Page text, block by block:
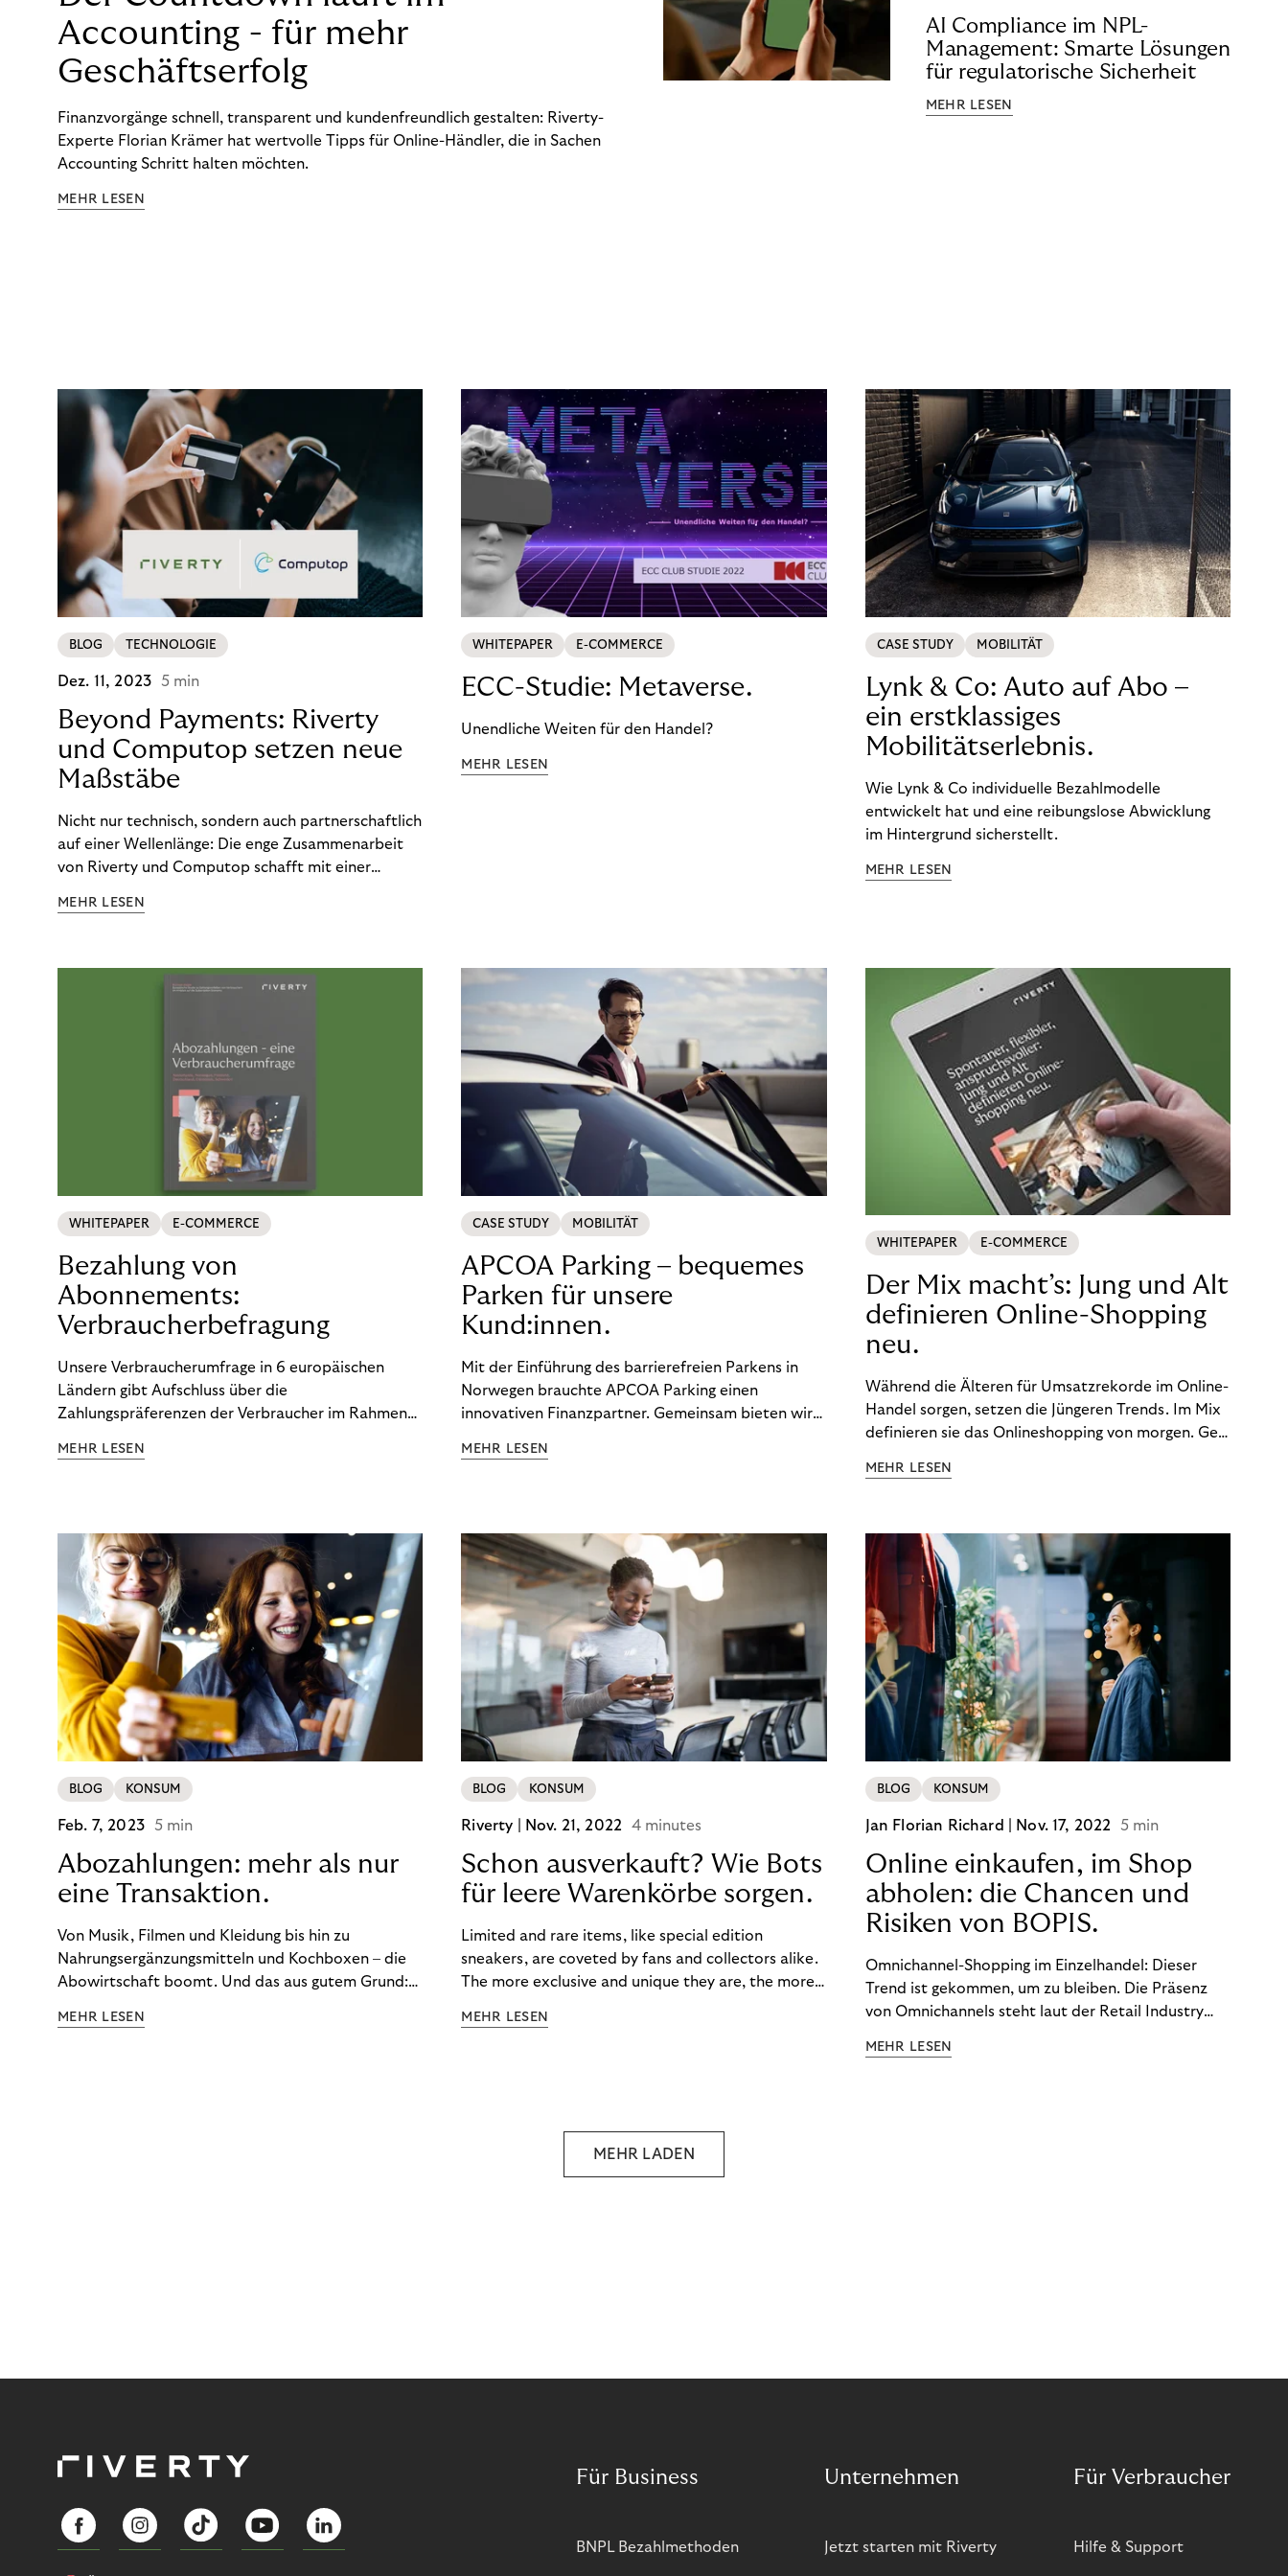
Accounting - für mehr
Geschäftserfolg
Finanzvorgänge schnell, transparent und kundenfreundlich gestalten: Riverty-
Experte Florian Krämer hat wertvolle Tipps für Online-Händler, die in Sachen
Accounting Schritt halten möchten.
MEHR LESEN
AI Compliance im NPL-
Management: Smarte Lösungen
für regulatorische Sicherheit
MEHR LESEN
BLOG TECHNOLOGIE
Dez. 11, 2023 5 min
Beyond Payments: Riverty
und Computop setzen neue
Maßstäbe
Nicht nur technisch, sondern auch partnerschaftlich
auf einer Wellenlänge: Die enge Zusammenarbeit
von Riverty und Computop schafft mit einer
Zahlungsabwicklung echte Mehrwerte für Händler.
MEHR LESEN
WHITEPAPER E-COMMERCE
ECC-Studie: Metaverse.
Unendliche Weiten für den Handel?
MEHR LESEN
CASE STUDY MOBILITÄT
Lynk & Co: Auto auf Abo –
ein erstklassiges
Mobilitätserlebnis.
Wie Lynk & Co individuelle Bezahlmodelle
entwickelt hat und eine reibungslose Abwicklung
im Hintergrund sicherstellt.
MEHR LESEN
WHITEPAPER E-COMMERCE
Bezahlung von
Abonnements:
Verbraucherbefragung
Unsere Verbraucherumfrage in 6 europäischen
Ländern gibt Aufschluss über die
Zahlungspräferenzen der Verbraucher im Rahmen
Ergebnisse, um zu erfahren, wie Sie
MEHR LESEN
CASE STUDY MOBILITÄT
APCOA Parking – bequemes
Parken für unsere
Kund:innen.
Mit der Einführung des barrierefreien Parkens in
Norwegen brauchte APCOA Parking einen
innovativen Finanzpartner. Gemeinsam bieten wir
Erlebnis.
MEHR LESEN
WHITEPAPER E-COMMERCE
Der Mix macht’s: Jung und Alt
definieren Online-Shopping
neu.
Während die Älteren für Umsatzrekorde im Online-
Handel sorgen, setzen die Jüngeren Trends. Im Mix
definieren sie das Onlineshopping von morgen. Gen
gemeinsame Leidenschaft - allerdings
angeschaut.
MEHR LESEN
BLOG KONSUM
Feb. 7, 2023 5 min
Abozahlungen: mehr als nur
eine Transaktion.
Von Musik, Filmen und Kleidung bis hin zu
Nahrungsergänzungsmitteln und Kochboxen – die
Abowirtschaft boomt. Und das aus gutem Grund:
wünschen. Sie ermöglichen es uns, Produkte und
MEHR LESEN
BLOG KONSUM
Riverty | Nov. 21, 2022 4 minutes
Schon ausverkauft? Wie Bots
für leere Warenkörbe sorgen.
Limited and rare items, like special edition
sneakers, are coveted by fans and collectors alike.
The more exclusive and unique they are, the more
industry uses artificial scarcity, also known as a
MEHR LESEN
BLOG KONSUM
Jan Florian Richard | Nov. 17, 2022 5 min
Online einkaufen, im Shop
abholen: die Chancen und
Risiken von BOPIS.
Omnichannel-Shopping im Einzelhandel: Dieser
Trend ist gekommen, um zu bleiben. Die Präsenz
von Omnichannels steht laut der Retail Industry
nicht mehr verzichtet werden kann. Ein fester
MEHR LESEN
MEHR LADEN
Für Business
BNPL Bezahlmethoden
Unternehmen
Jetzt starten mit Riverty
Für Verbraucher
Hilfe & Support